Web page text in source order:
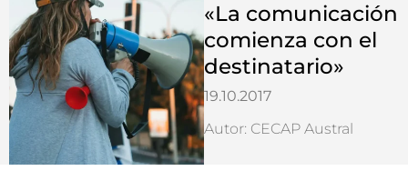
«La comunicación
comienza con el
destinatario»
19.10.2017
Autor: CECAP Austral